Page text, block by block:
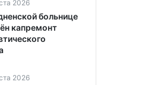
2026
больнице
капремонт
2026